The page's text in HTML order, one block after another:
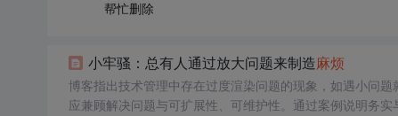
帮忙删除
小牢骚：总有人通过放大问题来制造麻烦
博客指出技术管理中存在过度渲染问题的现象，如遇小问
应兼顾解决问题与可扩展性、可维护性。通过案例说明务实